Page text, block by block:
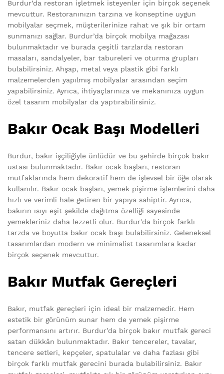
Burdur’da restoran işletmek isteyenler için birçok seçenek
mevcuttur. Restoranınızın tarzına ve konseptine uygun
mobilyalar seçmek, müşterilerinize rahat ve şık bir ortam
sunmanızı sağlar. Burdur’da birçok mobilya mağazası
bulunmaktadır ve burada çeşitli tarzlarda restoran
masaları, sandalyeler, bar tabureleri ve oturma grupları
bulabilirsiniz. Ahşap, metal veya plastik gibi farklı
malzemelerden yapılmış mobilyalar arasından seçim
yapabilirsiniz. Ayrıca, ihtiyaçlarınıza ve mekanınıza uygun
özel tasarım mobilyalar da yaptırabilirsiniz.
Bakır Ocak Başı Modelleri
Burdur, bakır işçiliğiyle ünlüdür ve bu şehirde birçok bakır
ustası bulunmaktadır. Bakır ocak başları, restoran
mutfaklarında hem dekoratif hem de işlevsel bir öğe olarak
kullanılır. Bakır ocak başları, yemek pişirme işlemlerini daha
hızlı ve verimli hale getiren bir yapıya sahiptir. Ayrıca,
bakırın ısıyı eşit şekilde dağıtma özelliği sayesinde
yemekleriniz daha lezzetli olur. Burdur’da birçok farklı
tarzda ve boyutta bakır ocak başı bulabilirsiniz. Geleneksel
tasarımlardan modern ve minimalist tasarımlara kadar
birçok seçenek mevcuttur.
Bakır Mutfak Gereçleri
Bakır, mutfak gereçleri için ideal bir malzemedir. Hem
estetik bir görünüm sunar hem de yemek pişirme
performansını artırır. Burdur’da birçok bakır mutfak gereci
satan dükkân bulunmaktadır. Bakır tencereler, tavalar,
tencere setleri, kepçeler, spatulalar ve daha fazlası gibi
birçok farklı mutfak gerecini burada bulabilirsiniz. Bakır